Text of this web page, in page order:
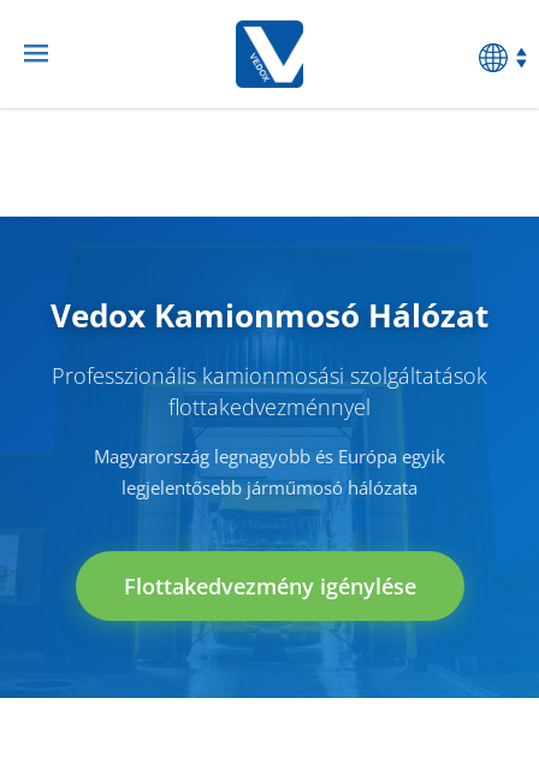
Vedox Kamionmosó Hálózat
Professzionális kamionmosási szolgáltatások
flottakedvezménnyel
Magyarország legnagyobb és Európa egyik
legjelentősebb járműmosó hálózata
Flottakedvezmény igénylése